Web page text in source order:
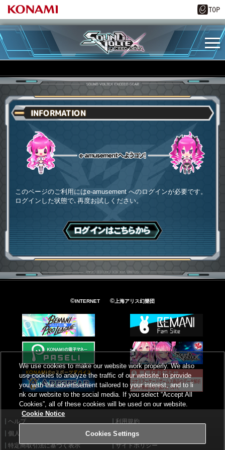
INFORMATION
このページのご利用にはe-amusement へのログインが必要です。
ログインした状態で､再度お試しください。
ログインはこちら
©INTERNET ©上海アリス幻樂団
ヘルプ
利用規約
個人情報等保護方針
外部送信について
特定商取引法に基づく表示
サイトポリシー
We use cookies to make our website work properly. We also
use cookies to analyze the traffic of our website, to provide
you with the advertisement tailored to your interest, and to li
nk our website to the social media. If you select “Accept All
Cookies”, all of these cookies will be used on our website.
Cookie Notice
Cookies Settings